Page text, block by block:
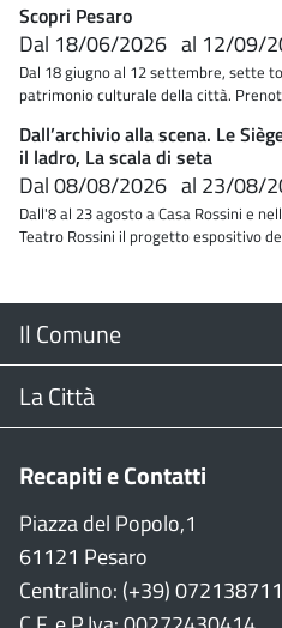
Scopri Pesaro
Dal 18/06/2026 al 12/09/
Dal 18 giugno al 12 settembre, sette
patrimonio culturale della città.
Dall’archivio alla scena. Le
il ladro, La scala di seta
Dal08/08/2026 al 23/08/
Dall'8 al 23 agosto a Casa Rossini e
Teatro Rossini il progetto espositivo
Menu
Footer
Il Comune
Il Sindaco
Consiglio Comunale
CON
La Città
Web Cam
Stradario
WiFi
Recapiti e Contatti
Piazza del Popolo,1
61121 Pesaro
Centralino: (+39)